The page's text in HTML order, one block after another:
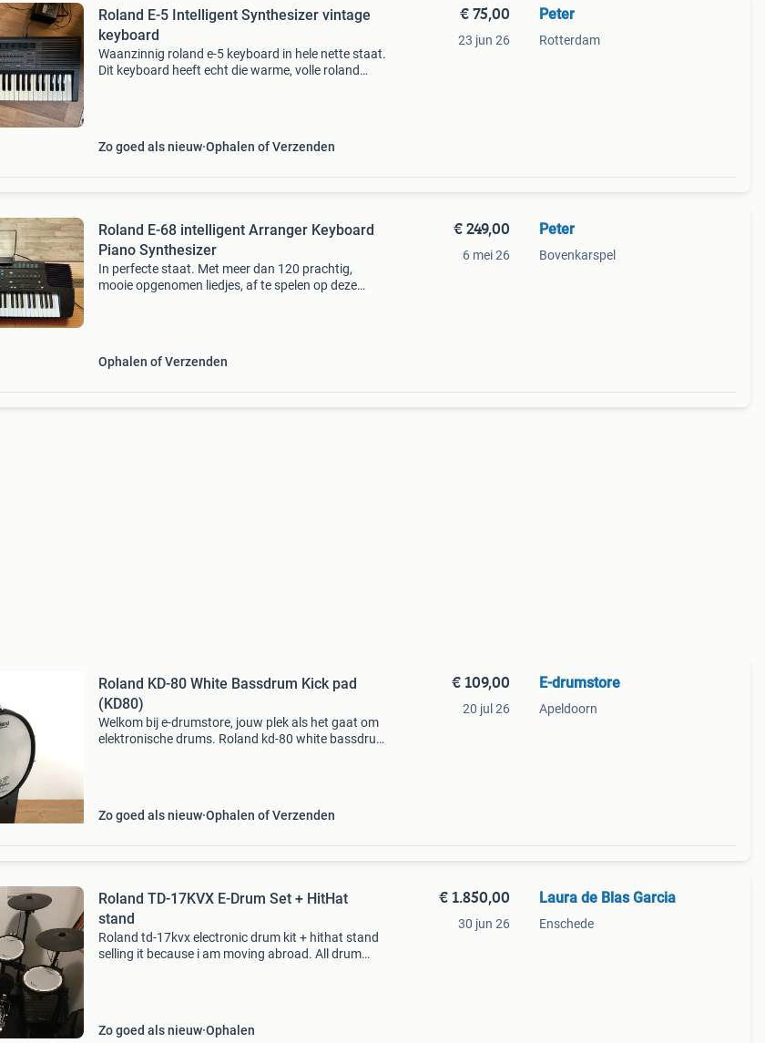
Roland E-5 Intelligent Synthesizer vintage
keyboard
Waanzinnig roland e-5 keyboard in hele nette staat.
Dit keyboard heeft echt die warme, volle roland
Zo goed als nieuw Ophalen of Verzenden
€ 75,00
23 jun 26
Peter
Rotterdam
Roland E-68 intelligent Arranger Keyboard
Piano Synthesizer
In perfecte staat. Met meer dan 120 prachtig,
mooie opgenomen liedjes, af te spelen op deze
Ophalen of Verzenden
€ 249,00
6 mei 26
Peter
Bovenkarspel
Roland KD-80 White Bassdrum Kick pad
(KD80)
Welkom bij e-drumstore, jouw plek als het gaat om
elektronische drums. Roland kd-80 white bassdrum
Zo goed als nieuw Ophalen of Verzenden
€ 109,00
20 jul 26
E-drumstore
Apeldoorn
Roland TD-17KVX E-Drum Set + HitHat
stand
Roland td-17kvx electronic drum kit + hithat stand
selling it because i am moving abroad. All drum
Zo goed als nieuw Ophalen
€ 1.850,00
30 jun 26
Laura de Blas Garcia
Enschede